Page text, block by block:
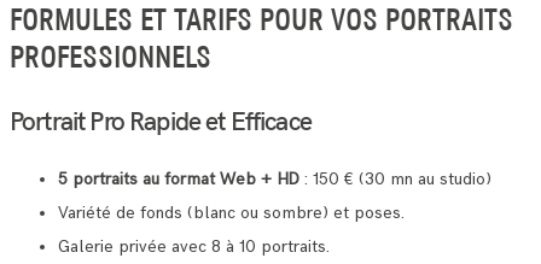
FORMULES ET TARIFS POUR VOS PORTRAITS
PROFESSIONNELS
Portrait Pro Rapide et Efficace
5 portraits au format Web + HD : 150 € (30 mn au studio)
Variété de fonds (blanc ou sombre) et poses.
Galerie privée avec 8 à 10 portraits.